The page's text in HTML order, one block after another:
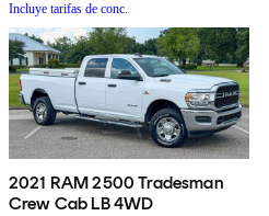
Incluye tarifas de conc.
2021 RAM 2500 Tradesman
Crew Cab LB 4WD